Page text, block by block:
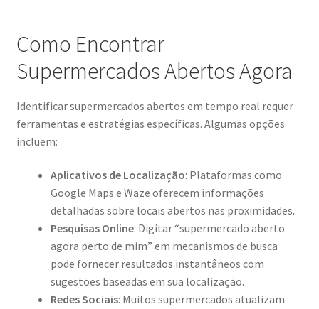
Como Encontrar
Supermercados Abertos Agora
Identificar supermercados abertos em tempo real requer
ferramentas e estratégias específicas. Algumas opções
incluem:
Aplicativos de Localização: Plataformas como
Google Maps e Waze oferecem informações
detalhadas sobre locais abertos nas proximidades.
Pesquisas Online: Digitar “supermercado aberto
agora perto de mim” em mecanismos de busca
pode fornecer resultados instantâneos com
sugestões baseadas em sua localização.
Redes Sociais: Muitos supermercados atualizam